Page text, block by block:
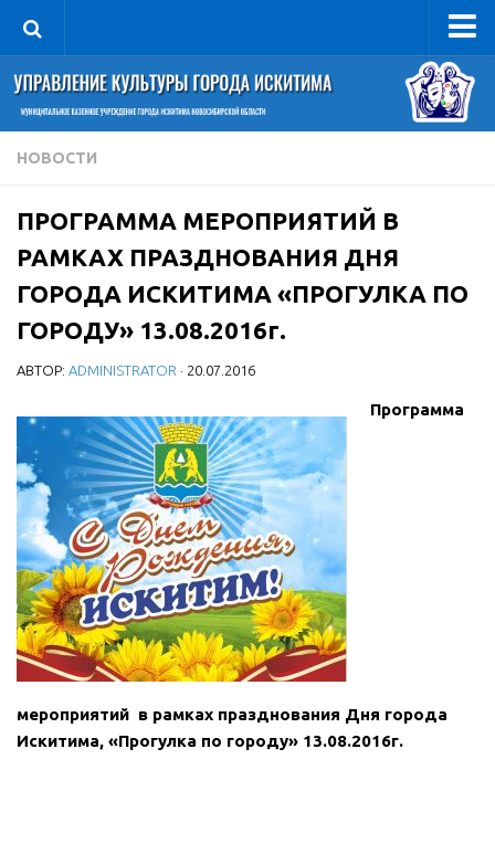
Управление
Руководитель
Сведения об организации
Книга почета культуры
Фотогалерея
Документы
Учредительные документы
Правовая база
Отчеты о деятельности
Учреждения культуры
МБУ Дом культуры «Молодость»
МБУ Дом культуры «Октябрь»
МБОУ ДО «Детская школа искусств»
МБОУ ДО «Детская музыкальная школа»
МБУК «Искитимский городской историко-художественный
НОВОСТИ
ПРОГРАММА МЕРОПРИЯТИЙ В
РАМКАХ ПРАЗДНОВАНИЯ ДНЯ
ГОРОДА ИСКИТИМА «ПРОГУЛКА ПО
ГОРОДУ» 13.08.2016г.
АВТОР: ADMINISTRATOR · 20.07.2016
Программа
мероприятий в рамках празднования Дня города
Искитима, «Прогулка по городу» 13.08.2016г.